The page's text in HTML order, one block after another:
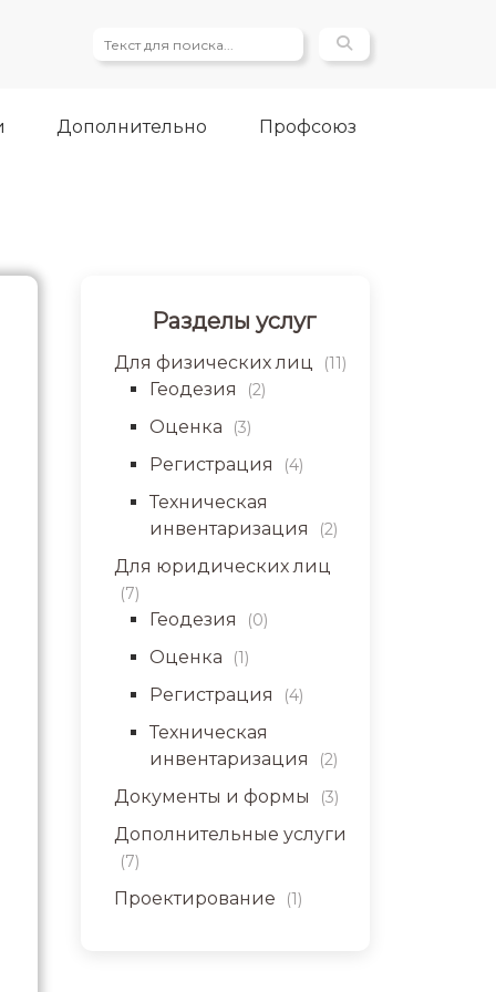
Дополнительно Профсоюз
Разделы услуг
Для физических лиц (11)
Геодезия (2)
Оценка (3)
Регистрация (4)
Техническая
инвентаризация
(2)
Для юридических лиц
(7)
Геодезия (0)
Оценка (1)
Регистрация (4)
Техническая
инвентаризация
(2)
Документы и формы (3)
Дополнительные услуги
(7)
Проектирование (1)